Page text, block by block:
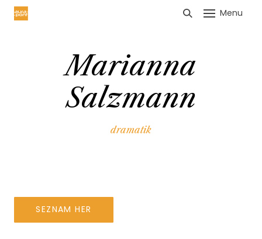
Menu
Marianna
Salzmann
dramatik
SEZNAM HER